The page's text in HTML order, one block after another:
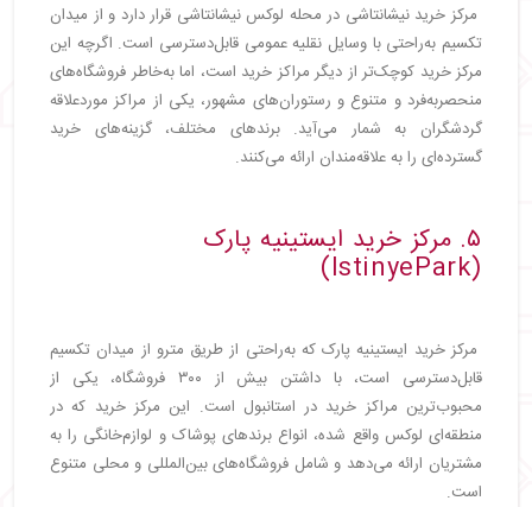
مرکز خرید نیشانتاشی در محله لوکس نیشانتاشی قرار دارد و از میدان
تکسیم به‌راحتی با وسایل نقلیه عمومی قابل‌دسترسی است. اگرچه این
مرکز خرید کوچک‌تر از دیگر مراکز خرید است، اما به‌خاطر فروشگاه‌های
منحصربه‌فرد و متنوع و رستوران‌های مشهور، یکی از مراکز موردعلاقه
گردشگران به شمار می‌آید. برندهای مختلف، گزینه‌های خرید
گسترده‌ای را به علاقه‌مندان ارائه می‌کنند.
۵. مرکز خرید ایستینیه پارک
(IstinyePark)
مرکز خرید ایستینیه پارک که به‌راحتی از طریق مترو از میدان تکسیم
قابل‌دسترسی است، با داشتن بیش از ۳۰۰ فروشگاه، یکی از
محبوب‌ترین مراکز خرید در استانبول است. این مرکز خرید که در
منطقه‌ای لوکس واقع شده، انواع برندهای پوشاک و لوازم‌خانگی را به
مشتریان ارائه می‌دهد و شامل فروشگاه‌های بین‌المللی و محلی متنوع
است.